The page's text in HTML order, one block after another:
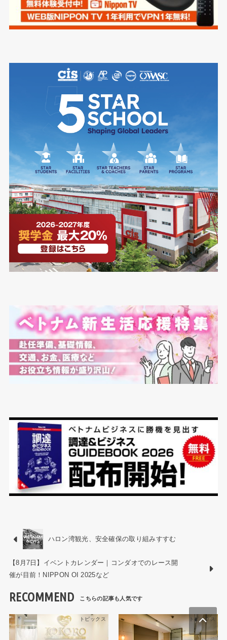
ハロン湾観光、安全確保の取り組みすすむ
【8月7日】イベントカレンダー｜コンダオでのレース開
催が目前！NIPPON OI 2025など
RECOMMEND
トピックス トピックス